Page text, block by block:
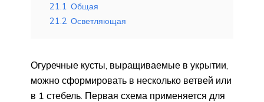
21.1 Общая
21.2 Осветляющая
Огуречные кусты, выращиваемые в укрытии,
можно сформировать в несколько ветвей или
в 1 стебель. Первая схема применяется для